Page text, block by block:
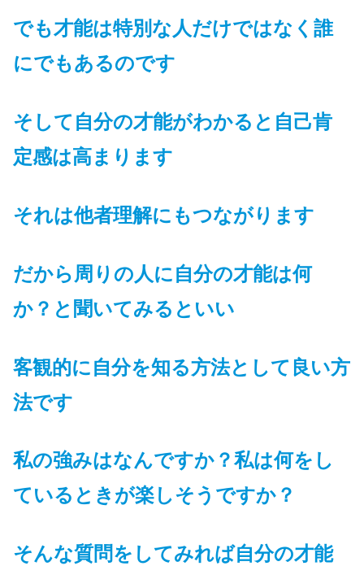
でも才能は特別な人だけではなく誰
にでもあるのです
そして自分の才能がわかると自己肯
定感は高ま ります
それは他者理解にもつながります
だから周りの人に自分の才能は何
か？と聞いてみるといい
客観的に自分を知る方法として良い方
法です
私の強みはなんですか？私は何をし
ているときが楽しそうですか？
そんな質問をしてみれば自分の才能